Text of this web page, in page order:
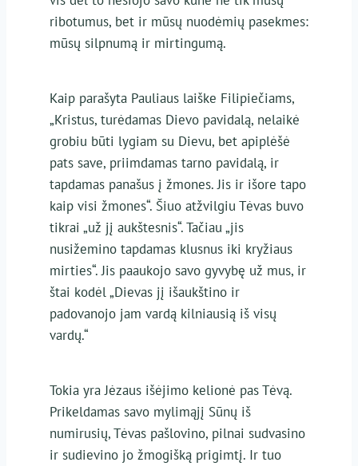
ribotumus, bet ir mūsų nuodėmių pasekmes:
mūsų silpnumą ir mirtingumą.
Kaip parašyta Pauliaus laiške Filipiečiams,
„Kristus, turėdamas Dievo pavidalą, nelaikė
grobiu būti lygiam su Dievu, bet apiplėšė
pats save, priimdamas tarno pavidalą, ir
tapdamas panašus į žmones. Jis ir išore tapo
kaip visi žmones“. Šiuo atžvilgiu Tėvas buvo
tikrai „už jį aukštesnis“. Tačiau „jis
nusižemino tapdamas klusnus iki kryžiaus
mirties“. Jis paaukojo savo gyvybę už mus, ir
štai kodėl „Dievas jį išaukštino ir
padovanojo jam vardą kilniausią iš visų
vardų.“
Tokia yra Jėzaus išėjimo kelionė pas Tėvą.
Prikeldamas savo mylimąjį Sūnų iš
numirusių, Tėvas pašlovino, pilnai sudvasino
ir sudievino jo žmogišką prigimtį. Ir tuo